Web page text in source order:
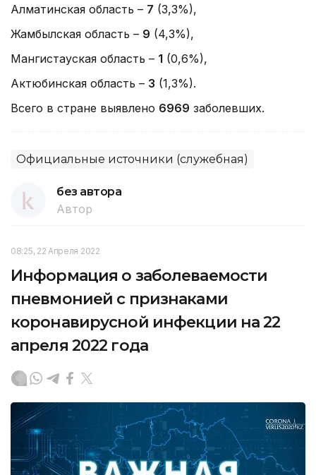
Алматинская область – 7 (3,3%),
Жамбылская область – 9 (4,3%),
Мангистауская область – 1 (0,6%),
Актюбинская область – 3 (1,3%).
Всего в стране выявлено 6969 заболевших.
Официальные источники (служебная)
без автора
Автор
08:25, 22 Апреля 2022
Информация о заболеваемости
пневмонией с признаками
коронавирусной инфекции на 22
апреля 2022 года